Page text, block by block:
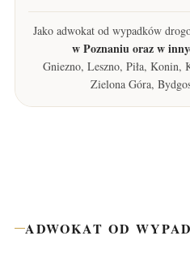
Jako adwokat od wypadków
w Poznaniu oraz w
Gniezno, Leszno, Piła,
Zielona Góra,
ADWOKAT OD